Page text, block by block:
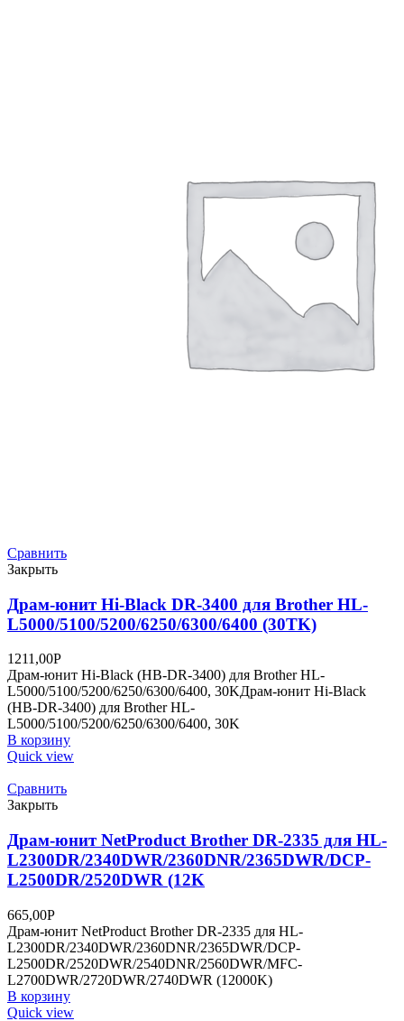
Сравнить
Закрыть
Драм-юнит Hi-Black DR-3400 для Brother HL-
L5000/5100/5200/6250/6300/6400 (30TK)
1211,00Р
Драм-юнит Hi-Black (HB-DR-3400) для Brother HL-
L5000/5100/5200/6250/6300/6400, 30KДрам-юнит Hi-Black
(HB-DR-3400) для Brother HL-
L5000/5100/5200/6250/6300/6400, 30K
В корзину
Quick view
Сравнить
Закрыть
Драм-юнит NetProduct Brother DR-2335 для HL-
L2300DR/2340DWR/2360DNR/2365DWR/DCP-
L2500DR/2520DWR (12K
665,00Р
Драм-юнит NetProduct Brother DR-2335 для HL-
L2300DR/2340DWR/2360DNR/2365DWR/DCP-
L2500DR/2520DWR/2540DNR/2560DWR/MFC-
L2700DWR/2720DWR/2740DWR (12000K)
В корзину
Quick view